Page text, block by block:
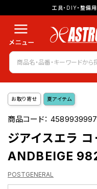
工具・DIY・整備
お取り寄せ 夏アイテム
商品コード：
ジアイスエラ
ANDBEIGE
POSTGENERAL